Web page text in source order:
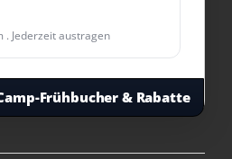
. Jederzeit austragen
Frühbucher & Rabatte